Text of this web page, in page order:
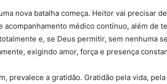
nova batalha começa. Heitor vai precisar
acompanhamento médico contínuo, além de
e, se Deus permitir, sem nenhuma
exigindo amor, força e presença
prevalece a gratidão. Gratidão pela vida,